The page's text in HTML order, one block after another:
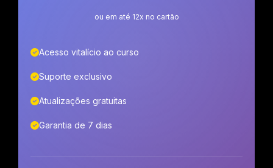
ou em até 12x no cartão
Acesso vitalício ao curso
Suporte exclusivo
Atualizações gratuitas
Garantia de 7 dias